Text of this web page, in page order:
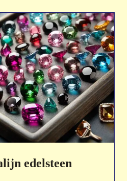
edelsteen